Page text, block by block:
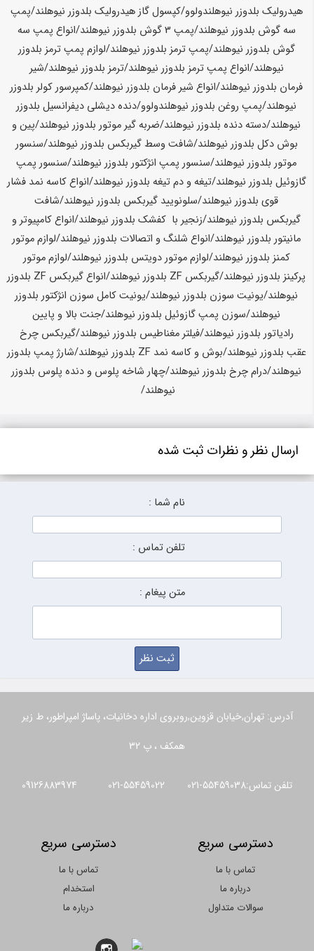
ارسال نظر و نظرات ثبت شده
نام شما :
تلفن تماس :
متن پیغام :
آدرس: تهران,خیابان قزوین,روبروی اداره دخانیات، پاساژ امپراطور، ط زیر
همکف ، پ 32
تلفن تماس:55459038-021 55459022-021 09126883974
دسترسی سریع
تماس با ما
درباره ما
سوالات متداول
دسترسی سریع
تماس با ما
استخدام
درباره ما